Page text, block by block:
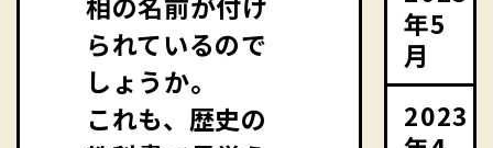
られているので
しょうか。
これも、歴史の
年5
月
2023